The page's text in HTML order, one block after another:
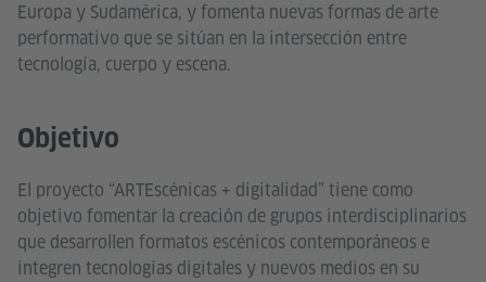
Europa y Sudamérica, y fomenta nuevas formas de arte
performativo que se sitúan en la intersección entre
tecnología, cuerpo y escena.
Objetivo
El proyecto “ARTEscénicas + digitalidad” tiene como
objetivo fomentar la creación de grupos interdisciplinarios
que desarrollen formatos escénicos contemporáneos e
integren tecnologías digitales y nuevos medios en su